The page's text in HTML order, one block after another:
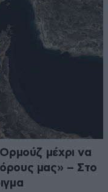
μέχρι να
μας» – Στο